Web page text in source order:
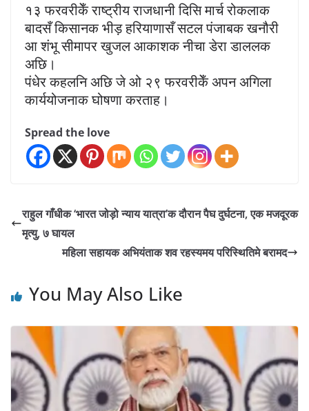
१३ फरवरीकेँ राष्ट्रीय राजधानी दिसि मार्च रोकलाक
बादसँ किसानक भीड़ हरियाणासँ सटल पंजाबक खनौरी
आ शंभू सीमापर खुजल आकाशक नीचा डेरा डाललक
अछि।
पंधेर कहलनि अछि जे ओ २९ फरवरीकेँ अपन अगिला
कार्ययोजनाक घोषणा करताह।
Spread the love
राहुल गाँधीक ‘भारत जोड़ो न्याय यात्रा’क दौरान पैघ दुर्घटना, एक मजदूरक
मृत्यु, ७ घायल
महिला सहायक अभियंताक शव रहस्यमय परिस्थितिमे बरामद
You May Also Like